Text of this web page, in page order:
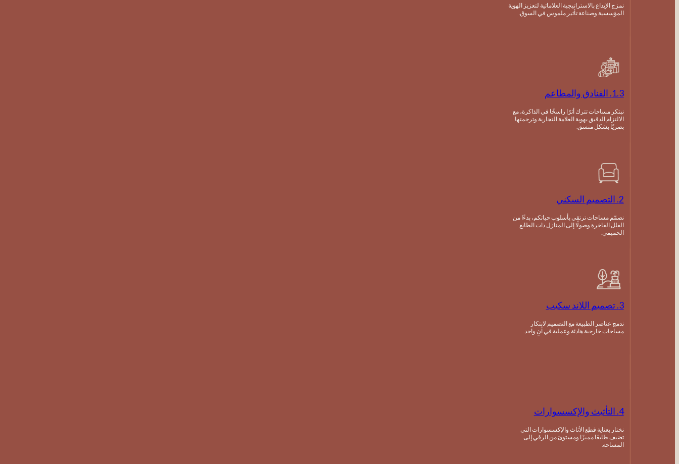
نمزج الإبداع بالاستراتيجية العلاماتية لتعزيز الهوية
المؤسسية وصناعة تأثير ملموس في السوق.
1.3. الفنادق والمطاعم
نبتكر مساحات تترك أثرًا راسخًا في الذاكرة، مع
الالتزام الدقيق بهوية العلامة التجارية وترجمتها
بصريًا بشكل متسق.
2. التصميم السكني
نصمّم مساحات ترتقي بأسلوب حياتكم، بدءًا من
الفلل الفاخرة وصولًا إلى المنازل ذات الطابع
الحميمي.
3. تصميم اللاند سكيب
ندمج عناصر الطبيعة مع التصميم لابتكار
مساحات خارجية هادئة وعملية في آنٍ واحد.
4. التأثيث والإكسسوارات
نختار بعناية قطع الأثاث والإكسسوارات التي
تضيف طابعًا مميزًا ومستوىً من الرقي إلى
المساحة.